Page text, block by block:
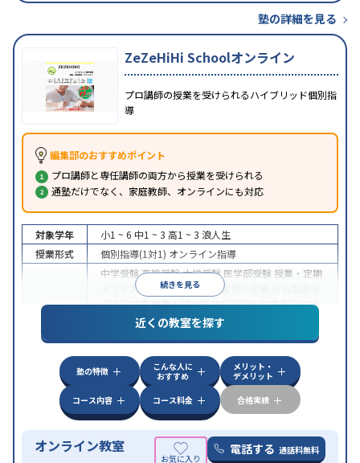
塾の詳細を見る
ZeZeHiHi Schoolオンライン
プロ講師の授業を受けられるハイブリッド個別指
導
編集部のおすすめポイント
プロ講師と専任講師の両方から授業を受けられる
通塾だけでなく、家庭教師、オンラインにも対応
続きを見る
対象学年 小1 ~ 6 中1 ~ 3 高1 ~ 3 浪人生
授業形式
個別指導(1対1) オンライン指導
中学受験高校受験大学受験 医学部受験 授業・定期
テスト対策
内申点対策 学習習慣の定着
(旧AO)対策推薦入試対策学校別特化対策国公立大
私大対策共通テスト対策
英語・英会話特化
特徴
中高一貫校生に対応授業の振替可能 不登校生に対
オンライン対応 1科目から受講可能季節講習の
みの受講可
自習室あり
近くの教室を探す
塾の特徴
こんな人に
おすすめ
メリット・
デメリット
コース内容
コース料金 合格実績
オンライン教室 電話する 通話料無料